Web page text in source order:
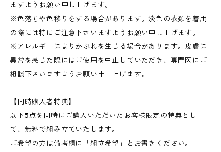
ますようお願い申し上げます。
※色落ちや色移りをする場合があります。淡色の衣類を着用
の際には特にご注意下さいますようお願い申し上げます。
※アレルギーによりかぶれを生じる場合があります。皮膚に
異常を感じた際にはご使用を中止していただき、専門医にご
相談下さいますようお願い申し上げます。
【同時購入者特典】
以下5点を同時にご購入いただいたお客様限定の特典とし
て、無料で組み立ていたします。
ご希望の方は備考欄に「組立希望」とお書きください。